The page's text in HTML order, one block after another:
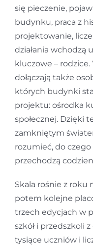
się pieczenie,
budynku, praca z
projektowanie,
działania wchodzą
kluczowe –
dołączają także
których budynki
projektu: ośrodka
społecznej. Dzięki
zamkniętym
rozumieć, do
przechodzą
Skala rośnie z roku
potem kolejne
trzech edycjach w
szkół i przedszkoli z
tysiące uczniów i